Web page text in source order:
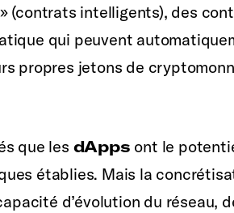
(contrats intelligents), des
qui peuvent
propres jetons de
que les dApps ont le
établies. Mais la
d’évolution du réseau,